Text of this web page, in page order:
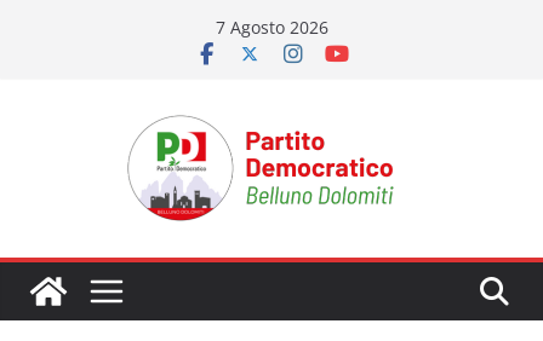
7 Agosto 2026